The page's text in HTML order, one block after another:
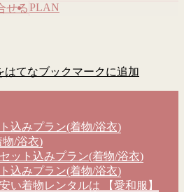
せるPLAN
込みプラン(着物/浴衣)
物/浴衣)
ット込みプラン(着物/浴衣)
込みプラン(着物/浴衣)
い着物レンタルは 【愛和服】